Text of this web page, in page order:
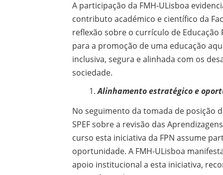
A participação da FMH-ULisboa
contributo académico e científico da
reflexão sobre o currículo de Educação
para a promoção de uma educação
inclusiva, segura e alinhada com os
sociedade.
Alinhamento estratégico e
No seguimento da tomada de posição
SPEF sobre a revisão das
curso esta iniciativa da FPN assume
oportunidade. A FMH-ULisboa
apoio institucional a esta iniciativa,